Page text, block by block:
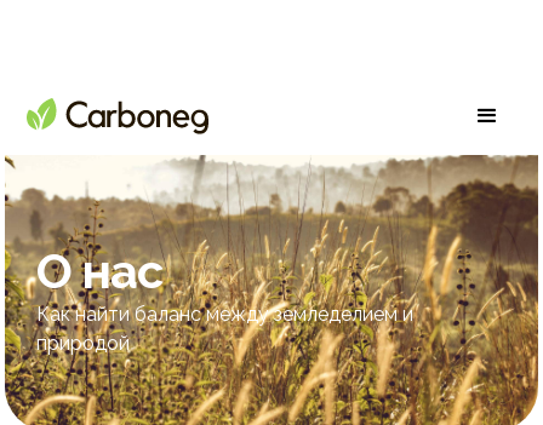
O нас
Как найти баланс между земледелием и
природой